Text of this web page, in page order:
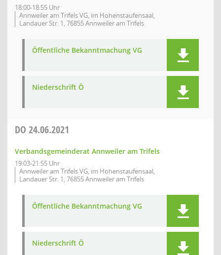
18:00-18:55 Uhr
Annweiler am Trifels VG, im Hohenstaufensaal,
Landauer Str. 1, 76855 Annweiler am Trifels
Öffentliche Bekanntmachung VG
Niederschrift Ö
DO 24.06.2021
Verbandsgemeinderat Annweiler am Trifels
19:03-21:55 Uhr
Annweiler am Trifels VG, im Hohenstaufensaal,
Landauer Str. 1, 76855 Annweiler am Trifels
Öffentliche Bekanntmachung VG
Niederschrift Ö